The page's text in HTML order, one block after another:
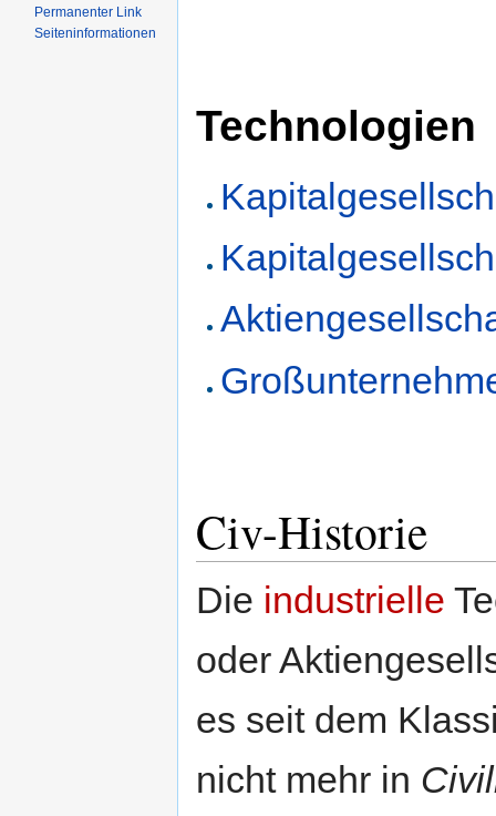
Technologien
Civ-Historie
Die industrielle
oder
es seit dem
nicht mehr in
Permanenter Link
Seiten­informationen